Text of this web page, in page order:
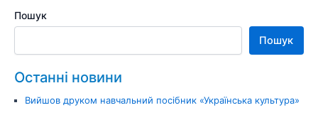
Пошук
Пошук
Останні новини
Вийшов друком навчальний посібник «Українська культура»